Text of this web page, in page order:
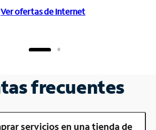
Ver ofertas de Internet
frecuentes
servicios en una tienda de